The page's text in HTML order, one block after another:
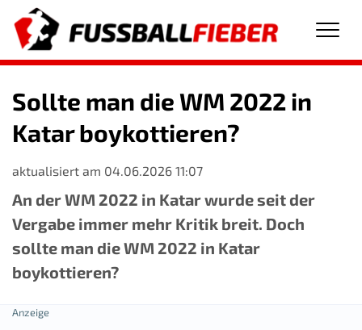
Sollte man die WM 2022 in
Katar boykottieren?
aktualisiert am 04.06.2026 11:07
An der WM 2022 in Katar wurde seit der
Vergabe immer mehr Kritik breit. Doch
sollte man die WM 2022 in Katar
boykottieren?